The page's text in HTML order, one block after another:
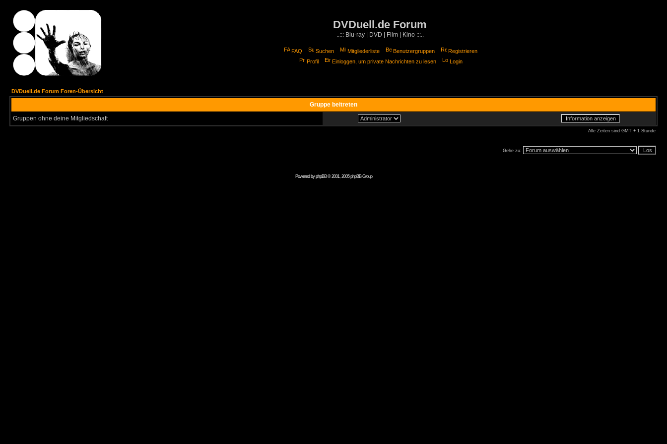
DVDuell.de Forum
..::: Blu-ray | DVD | Film | Kino :::..
FAQ Suchen Mitgliederliste Benutzergruppen
Registrieren
Profil
Einloggen, um private Nachrichten zu lesen Login
DVDuell.de Forum Foren-Übersicht
Gruppe beitreten
Gruppen ohne deine Mitgliedschaft
Alle Zeiten sind GMT + 1 Stunde
Gehe zu:
Powered byphpBB© 2001, 2005 phpBB Group